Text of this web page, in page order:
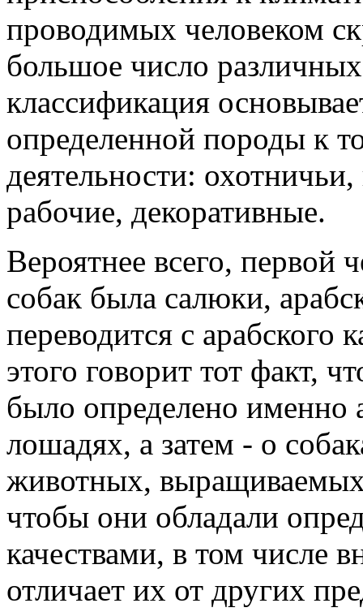
проводимых человеком
большое число
классификация
определенной породы к
деятельности:
рабочие, декоративные.
Вероятнее всего, первой
собак была салюки,
переводится с арабского
этого говорит тот факт,
было определено именно
лошадях, а затем - о
животных,
чтобы они обладали
качествами, в том числе
отличает их от других